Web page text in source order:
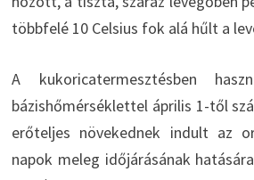
többfelé 10 Celsius fok alá hűlt a
A kukoricatermesztésben
bázishőmérséklettel április 1-től
erőteljes növekednek indult az
napok meleg időjárásának